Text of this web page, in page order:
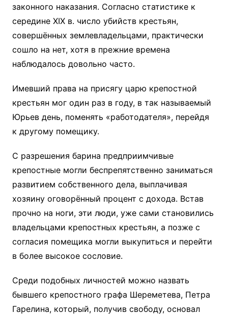
законного наказания. Согласно статистике к
середине XIX в. число убийств крестьян,
совершённых землевладельцами, практически
сошло на нет, хотя в прежние времена
наблюдалось довольно часто.
Имевший права на присягу царю крепостной
крестьян мог один раз в году, в так называемый
Юрьев день, поменять «работодателя», перейдя
к другому помещику.
С разрешения барина предприимчивые
крепостные могли беспрепятственно заниматься
развитием собственного дела, выплачивая
хозяину оговорённый процент с дохода. Встав
прочно на ноги, эти люди, уже сами становились
владельцами крепостных крестьян, а позже с
согласия помещика могли выкупиться и перейти
в более высокое сословие.
Среди подобных личностей можно назвать
бывшего крепостного графа Шереметева, Петра
Гарелина, который, получив свободу, основал